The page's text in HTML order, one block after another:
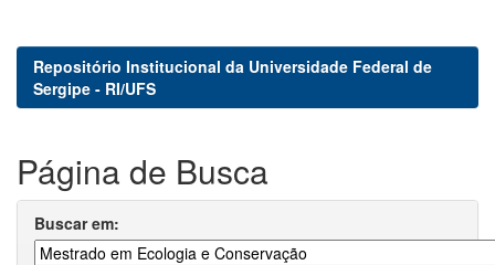
Repositório Institucional da Universidade Federal de
Sergipe - RI/UFS
Página de Busca
Buscar em: